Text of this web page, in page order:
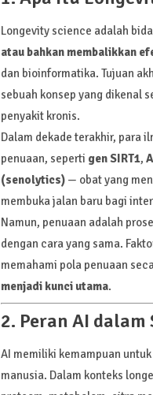
Longevity science adalah
atau bahkan membalikkan
dan bioinformatika. Tujuan
sebuah konsep yang dikenal
penyakit kronis.
Dalam dekade terakhir, para
penuaan, seperti gen SIRT1,
(senolytics)— obat yang
membuka jalan baru bagi
Namun, penuaan adalah
dengan cara yang sama.
memahami pola penuaan
menjadi kunci utama.
2. Peran AI
AI memiliki kemampuan untuk
manusia. Dalam konteks